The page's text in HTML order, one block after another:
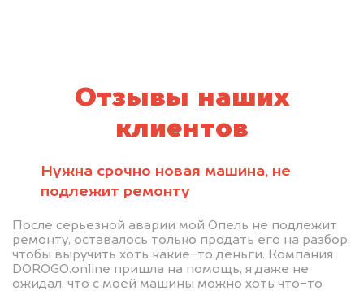
Отзывы наших
клиентов
Нужна срочно новая машина, не
подлежит ремонту
После серьезной аварии мой Опель не подлежит
ремонту, оставалось только продать его на разбор,
чтобы выручить хоть какие-то деньги. Компания
DOROGO.online пришла на помощь, я даже не
ожидал, что с моей машины можно хоть что-то